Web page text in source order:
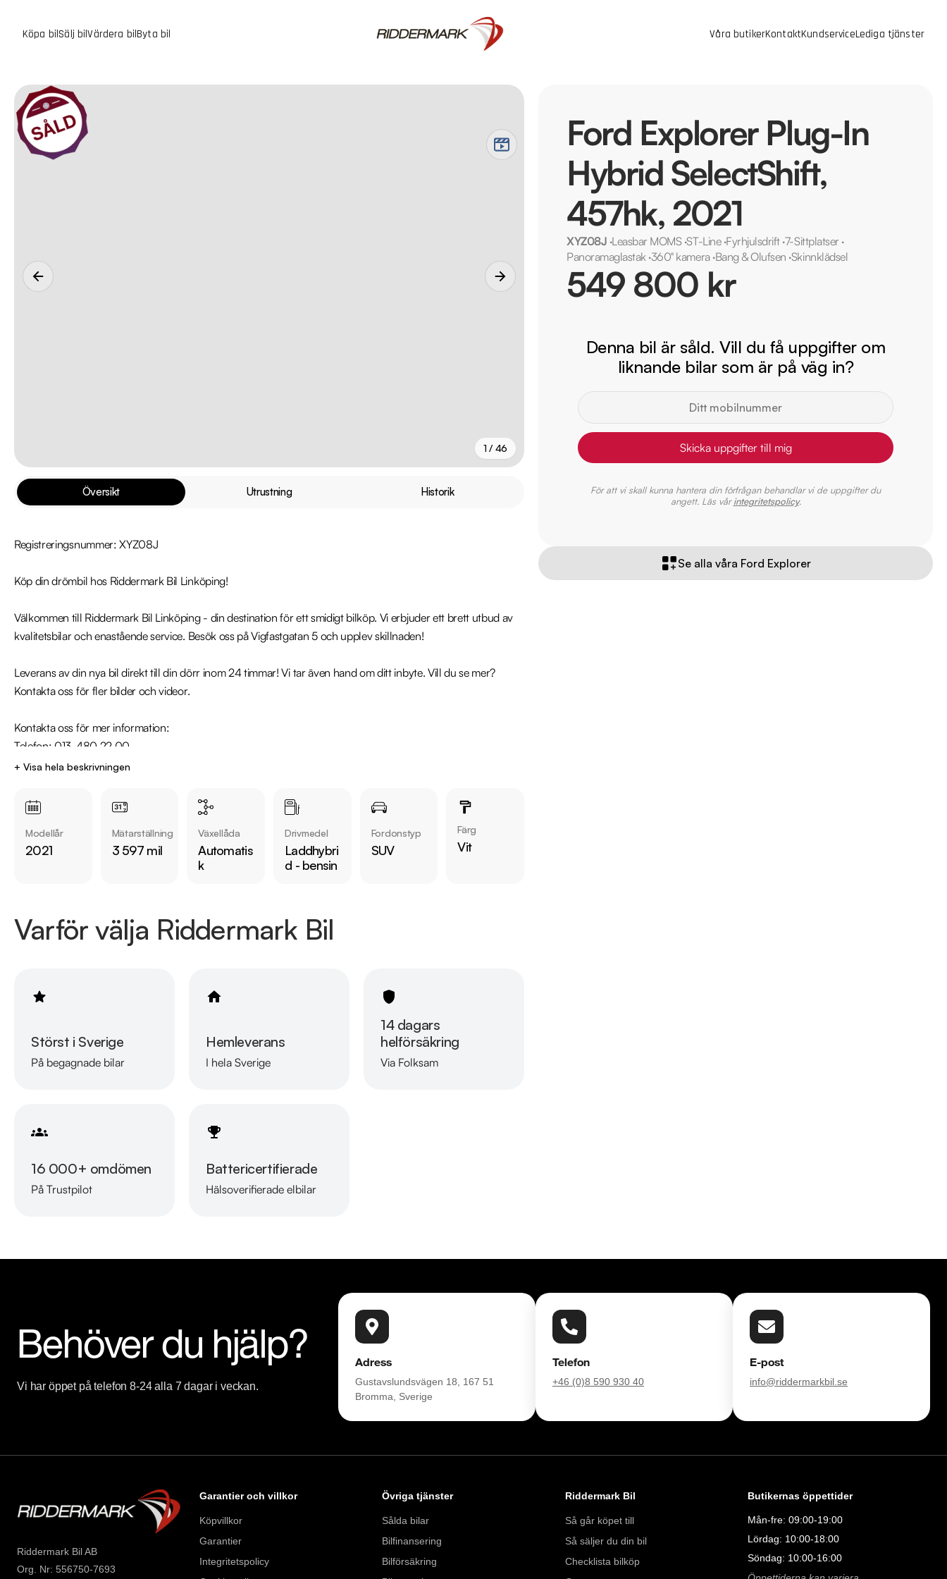
Köpa bilSälj bilVärdera bilByta bil Våra butikerKontaktKundserviceLediga tjänster
1 / 46
Översikt Utrustning Historik
Registreringsnummer: XYZ08J
Köp din drömbil hos Riddermark Bil Linköping!
Välkommen till Riddermark Bil Linköping - din destination för ett smidigt bilköp. Vi erbjuder ett brett utbud av
kvalitetsbilar och enastående service. Besök oss på Vigfastgatan 5 och upplev skillnaden!
Leverans av din nya bil direkt till din dörr inom 24 timmar! Vi tar även hand om ditt inbyte. Vill du se mer?
Kontakta oss för fler bilder och videor.
Kontakta oss för mer information:
Telefon: 013-480 22 00
Mejladress: linkoping@riddermarkbil.se
* Störst i Sverige på begagnade bilar
* Erbjuder hemleverans i hela Sverige
* Kvalitetssäkrade bilar
Övrig information om bilen:
Årsskatt på endast 360kr
Leasbar för företag: Ja
2023-03-01 - 2002 mil
https://www.riddermarkbil.se/kopa-bil/ford/xyz08j/
Måndag - Söndag: 08:00 - 24:00
Besökstider i butik:
Måndag - Fredag: 09:00 - 19:00
+ Visa hela beskrivningen
Modellår
2021
Mätarställning
3 597 mil
Växellåda
Automatis
k
Drivmedel
Laddhybri
d - bensin
Fordonstyp
SUV
Färg
Vit
Varför välja Riddermark Bil
Störst i Sverige
På begagnade bilar
Hemleverans
I hela Sverige
14 dagars
helförsäkring
Via Folksam
16 000+ omdömen
På Trustpilot
Battericertifierade
Hälsoverifierade elbilar
Ford Explorer Plug-In
Hybrid SelectShift,
457hk, 2021
XYZ08J ·Leasbar MOMS·ST-Line·Fyrhjulsdrift·7-Sittplatser ·
Panoramaglastak·360° kamera·Bang & Olufsen ·Skinnklädsel
549 800 kr
Denna bil är såld. Vill du få uppgifter om
liknande bilar som är på väg in?
Skicka uppgifter till mig
För att vi skall kunna hantera din förfrågan behandlar vi de uppgifter du
angett. Läs vårintegritetspolicy.
Se alla våra Ford Explorer
Behöver du hjälp?
Vi har öppet på telefon 8-24 alla 7 dagar i veckan.
Adress
Gustavslundsvägen 18, 167 51
Bromma, Sverige
Telefon
+46 (0)8 590 930 40
E-post
info@riddermarkbil.se
Riddermark Bil AB
Org. Nr: 556750-7693
Garantier och villkor
Köpvillkor
Garantier
Integritetspolicy
Övriga tjänster
Sålda bilar
Bilfinansering
Bilförsäkring
Riddermark Bil
Så går köpet till
Så säljer du din bil
Checklista bilköp
Butikernas öppettider
Mån-fre: 09:00-19:00
Lördag: 10:00-18:00
Söndag: 10:00-16:00